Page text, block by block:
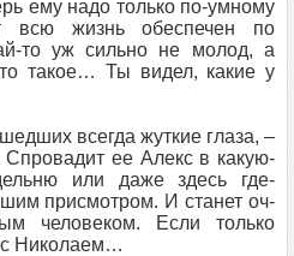
ему надо только по-умному
всю жизнь обеспечен по
то уж сильно не молод, а
такое… Ты видел, какие у
всегда жуткие глаза, –
ее Алекс в какую-
или даже здесь где-
присмотром. И станет оч-
человеком. Если только
с Николаем…